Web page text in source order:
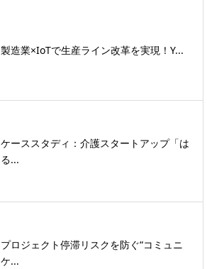
製造業×IoTで生産ライン改革を実現！Y...
ケーススタディ：介護スタートアップ「は
る...
プロジェクト停滞リスクを防ぐ“コミュニ
ケ...